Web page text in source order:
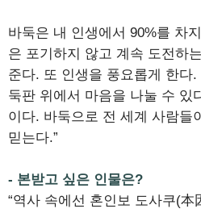
바둑은 내 인생에서 90%를 차
은 포기하지 않고 계속 도전하
준다. 또 인생을 풍요롭게 한다
둑판 위에서 마음을 나눌 수 있
이다. 바둑으로 전 세계 사람들
믿는다.”
- 본받고 싶은 인물은?
“역사 속에선 혼인보 도사쿠(